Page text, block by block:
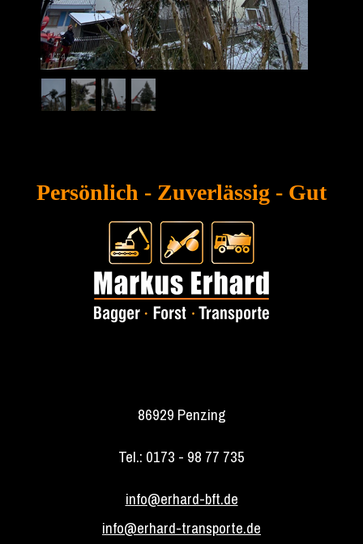
1/4
Persönlich - Zuverlässig - Gut
86929 Penzing
Tel.: 0173 - 98 77 735
info@erhard-bft.de
info@erhard-transporte.de